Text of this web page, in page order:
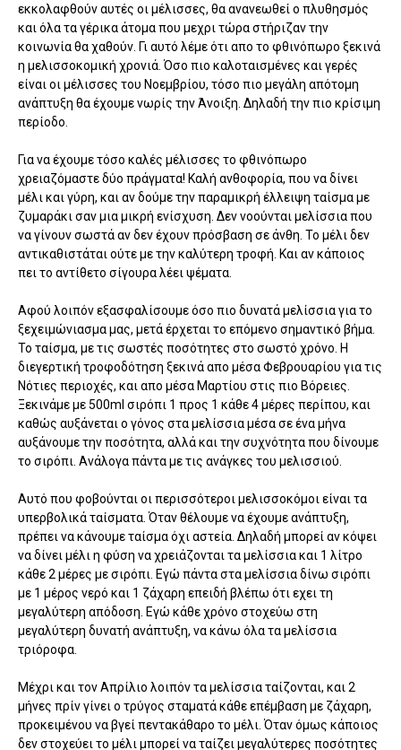
εκκολαφθούν αυτές οι μέλισσες, θα ανανεωθεί ο πλυθησμός
και όλα τα γέρικα άτομα που μεχρι τώρα στήριζαν την
κοινωνία θα χαθούν. Γι αυτό λέμε ότι απο το φθινόπωρο ξεκινά
η μελισσοκομική χρονιά. Όσο πιο καλοταισμένες και γερές
είναι οι μέλισσες του Νοεμβρίου, τόσο πιο μεγάλη απότομη
ανάπτυξη θα έχουμε νωρίς την Άνοιξη. Δηλαδή την πιο κρίσιμη
περίοδο.
Για να έχουμε τόσο καλές μέλισσες το φθινόπωρο
χρειαζόμαστε δύο πράγματα! Καλή ανθοφορία, που να δίνει
μέλι και γύρη, και αν δούμε την παραμικρή έλλειψη ταίσμα με
ζυμαράκι σαν μια μικρή ενίσχυση. Δεν νοούνται μελίσσια που
να γίνουν σωστά αν δεν έχουν πρόσβαση σε άνθη. Το μέλι δεν
αντικαθιστάται ούτε με την καλύτερη τροφή. Και αν κάποιος
πει το αντίθετο σίγουρα λέει ψέματα.
Αφού λοιπόν εξασφαλίσουμε όσο πιο δυνατά μελίσσια για το
ξεχειμώνιασμα μας, μετά έρχεται το επόμενο σημαντικό βήμα.
Το ταίσμα, με τις σωστές ποσότητες στο σωστό χρόνο. Η
διεγερτική τροφοδότηση ξεκινά απο μέσα Φεβρουαρίου για τις
Νότιες περιοχές, και απο μέσα Μαρτίου στις πιο Βόρειες.
Ξεκινάμε με 500ml σιρόπι 1 προς 1 κάθε 4 μέρες περίπου, και
καθώς αυξάνεται ο γόνος στα μελίσσια μέσα σε ένα μήνα
αυξάνουμε την ποσότητα, αλλά και την συχνότητα που δίνουμε
το σιρόπι. Ανάλογα πάντα με τις ανάγκες του μελισσιού.
Αυτό που φοβούνται οι περισσότεροι μελισσοκόμοι είναι τα
υπερβολικά ταίσματα. Όταν θέλουμε να έχουμε ανάπτυξη,
πρέπει να κάνουμε ταίσμα όχι αστεία. Δηλαδή μπορεί αν κόψει
να δίνει μέλι η φύση να χρειάζονται τα μελίσσια και 1 λίτρο
κάθε 2 μέρες με σιρόπι. Εγώ πάντα στα μελίσσια δίνω σιρόπι
με 1 μέρος νερό και 1 ζάχαρη επειδή βλέπω ότι εχει τη
μεγαλύτερη απόδοση. Εγώ κάθε χρόνο στοχεύω στη
μεγαλύτερη δυνατή ανάπτυξη, να κάνω όλα τα μελίσσια
τριόροφα.
Μέχρι και τον Απρίλιο λοιπόν τα μελίσσια ταίζονται, και 2
μήνες πρίν γίνει ο τρύγος σταματά κάθε επέμβαση με ζάχαρη,
προκειμένου να βγεί πεντακάθαρο το μέλι. Όταν όμως κάποιος
δεν στοχεύει το μέλι μπορεί να ταίζει μεγαλύτερες ποσότητες